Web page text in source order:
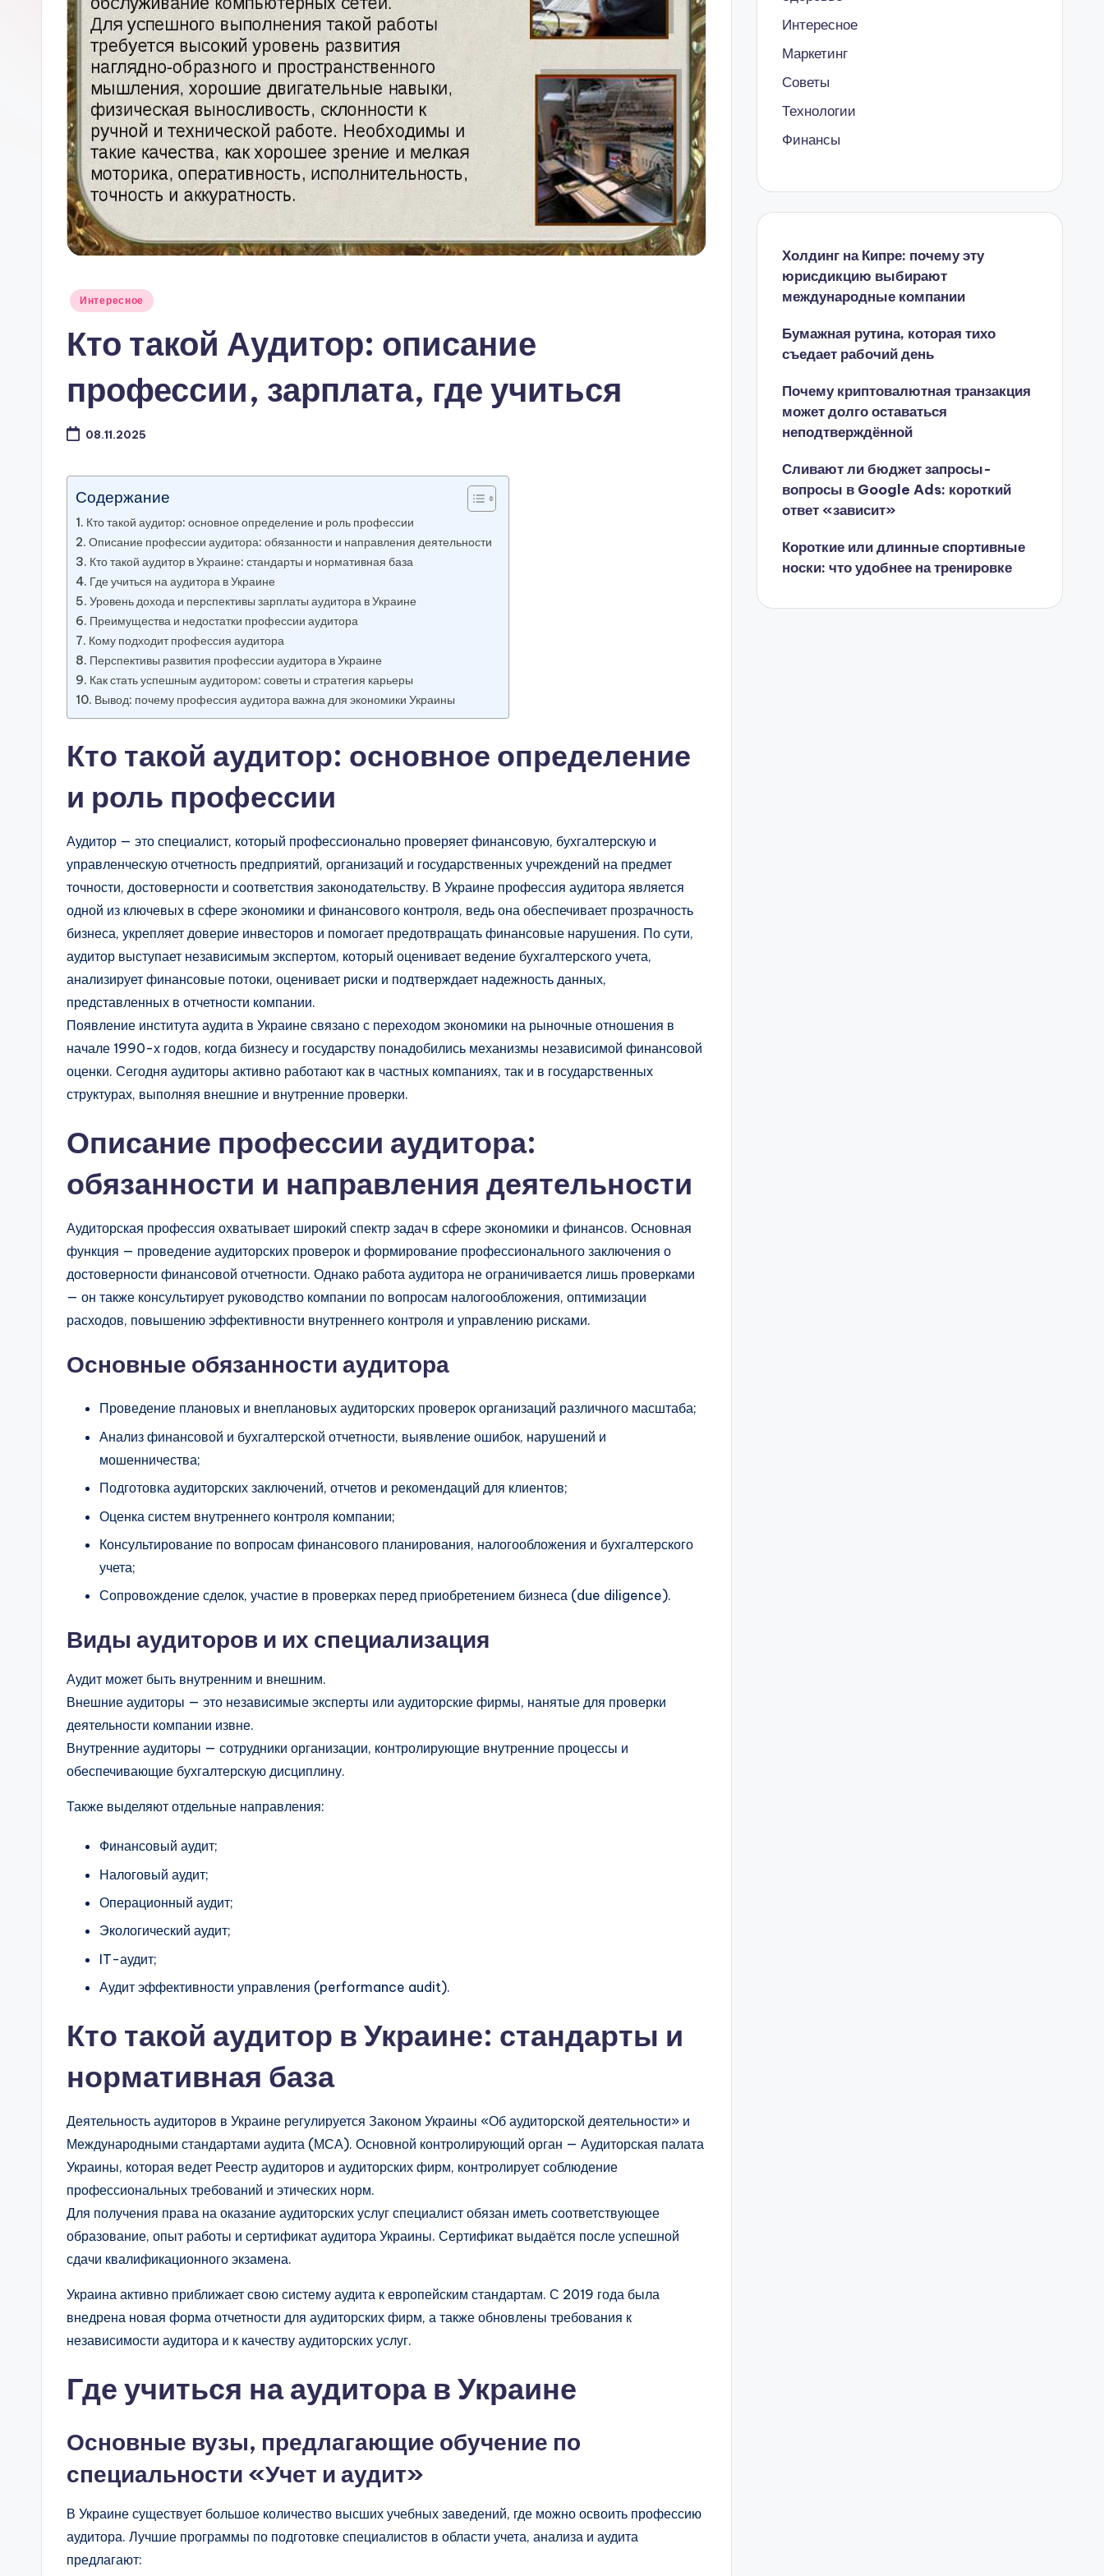
Опубликовано
Интересное
Кто такой Аудитор: описание
профессии, зарплата, где учиться
08.11.2025
Содержание
Кто такой аудитор: основное определение и роль профессии
Описание профессии аудитора: обязанности и направления деятельности
Кто такой аудитор в Украине: стандарты и нормативная база
Где учиться на аудитора в Украине
Уровень дохода и перспективы зарплаты аудитора в Украине
Преимущества и недостатки профессии аудитора
Кому подходит профессия аудитора
Перспективы развития профессии аудитора в Украине
Как стать успешным аудитором: советы и стратегия карьеры
Вывод: почему профессия аудитора важна для экономики Украины
Кто такой аудитор: основное определение
и роль профессии
Аудитор — это специалист, который профессионально проверяет финансовую, бухгалтерскую и
управленческую отчетность предприятий, организаций и государственных учреждений на предмет
точности, достоверности и соответствия законодательству. В Украине профессия аудитора является
одной из ключевых в сфере экономики и финансового контроля, ведь она обеспечивает прозрачность
бизнеса, укрепляет доверие инвесторов и помогает предотвращать финансовые нарушения. По сути,
аудитор выступает независимым экспертом, который оценивает ведение бухгалтерского учета,
анализирует финансовые потоки, оценивает риски и подтверждает надежность данных,
представленных в отчетности компании.
Появление института аудита в Украине связано с переходом экономики на рыночные отношения в
начале 1990-х годов, когда бизнесу и государству понадобились механизмы независимой финансовой
оценки. Сегодня аудиторы активно работают как в частных компаниях, так и в государственных
структурах, выполняя внешние и внутренние проверки.
Описание профессии аудитора:
обязанности и направления деятельности
Аудиторская профессия охватывает широкий спектр задач в сфере экономики и финансов. Основная
функция — проведение аудиторских проверок и формирование профессионального заключения о
достоверности финансовой отчетности. Однако работа аудитора не ограничивается лишь проверками
— он также консультирует руководство компании по вопросам налогообложения, оптимизации
расходов, повышению эффективности внутреннего контроля и управлению рисками.
Основные обязанности аудитора
Проведение плановых и внеплановых аудиторских проверок организаций различного масштаба;
Анализ финансовой и бухгалтерской отчетности, выявление ошибок, нарушений и
мошенничества;
Подготовка аудиторских заключений, отчетов и рекомендаций для клиентов;
Оценка систем внутреннего контроля компании;
Консультирование по вопросам финансового планирования, налогообложения и бухгалтерского
учета;
Сопровождение сделок, участие в проверках перед приобретением бизнеса (due diligence).
Виды аудиторов и их специализация
Аудит может быть внутренним и внешним.
Внешние аудиторы — это независимые эксперты или аудиторские фирмы, нанятые для проверки
деятельности компании извне.
Внутренние аудиторы — сотрудники организации, контролирующие внутренние процессы и
обеспечивающие бухгалтерскую дисциплину.
Также выделяют отдельные направления:
Финансовый аудит;
Налоговый аудит;
Операционный аудит;
Экологический аудит;
IT-аудит;
Аудит эффективности управления (performance audit).
Кто такой аудитор в Украине: стандарты и
нормативная база
Деятельность аудиторов в Украине регулируется Законом Украины «Об аудиторской деятельности» и
Международными стандартами аудита (МСА). Основной контролирующий орган — Аудиторская палата
Украины, которая ведет Реестр аудиторов и аудиторских фирм, контролирует соблюдение
профессиональных требований и этических норм.
Для получения права на оказание аудиторских услуг специалист обязан иметь соответствующее
образование, опыт работы и сертификат аудитора Украины. Сертификат выдаётся после успешной
сдачи квалификационного экзамена.
Украина активно приближает свою систему аудита к европейским стандартам. С 2019 года была
внедрена новая форма отчетности для аудиторских фирм, а также обновлены требования к
независимости аудитора и к качеству аудиторских услуг.
Где учиться на аудитора в Украине
Основные вузы, предлагающие обучение по
специальности «Учет и аудит»
В Украине существует большое количество высших учебных заведений, где можно освоить профессию
аудитора. Лучшие программы по подготовке специалистов в области учета, анализа и аудита
предлагают:
Интересное
Маркетинг
Советы
Технологии
Финансы
Холдинг на Кипре: почему эту
юрисдикцию выбирают
международные компании
Бумажная рутина, которая тихо
съедает рабочий день
Почему криптовалютная транзакция
может долго оставаться
неподтверждённой
Сливают ли бюджет запросы-
вопросы в Google Ads: короткий
ответ «зависит»
Короткие или длинные спортивные
носки: что удобнее на тренировке